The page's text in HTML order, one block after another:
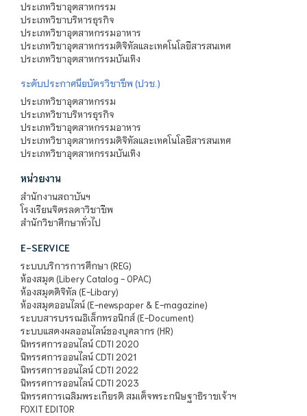
ประเภทวิชาอุตสาหกรรม
ประเภทวิชาบริหารธุรกิจ
ประเภทวิชาอุตสาหกรรมอาหาร
ประเภทวิชาอุตสาหกรรมดิจิทัลและเทคโนโลยีสารสนเทศ
ประเภทวิชาอุตสาหกรรมบันเทิง
ระดับประกาศนียบัตรวิชาชีพ (ปวช.)
ประเภทวิชาอุตสาหกรรม
ประเภทวิชาบริหารธุรกิจ
ประเภทวิชาอุตสาหกรรมอาหาร
ประเภทวิชาอุตสาหกรรมดิจิทัลและเทคโนโลยีสารสนเทศ
ประเภทวิชาอุตสาหกรรมบันเทิง
หน่วยงาน
สำนักงานสถาบันฯ
โรงเรียนจิตรลดาวิชาชีพ
สำนักวิชาศึกษาทั่วไป
E-SERVICE
ระบบบริการการศึกษา (REG)
ห้องสมุด (Libery Catalog - OPAC)
ห้องสมุดดิจิทัล (E-Libary)
ห้องสมุดออนไลน์ (E-newspaper & E-magazine)
ระบบสารบรรณอิเล็กทรอนิกส์ (E-Document)
ระบบแสดงผลออนไลน์ของบุคลากร (HR)
นิทรรศการออนไลน์ CDTI 2020
นิทรรศการออนไลน์ CDTI 2021
นิทรรศการออนไลน์ CDTI 2022
นิทรรศการออนไลน์ CDTI 2023
นิทรรศการเฉลิมพระเกียรติ สมเด็จพระกนิษฐาธิราชเจ้าฯ
FOXIT EDITOR